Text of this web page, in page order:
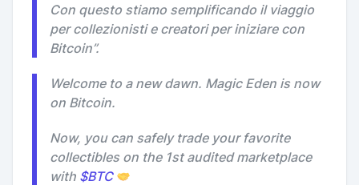
Con questo stiamo semplificando il viaggio
per collezionisti e creatori per iniziare con
Bitcoin”.
Welcome to a new dawn. Magic Eden is now
on Bitcoin.
Now, you can safely trade your favorite
collectibles on the 1st audited marketplace
with $BTC